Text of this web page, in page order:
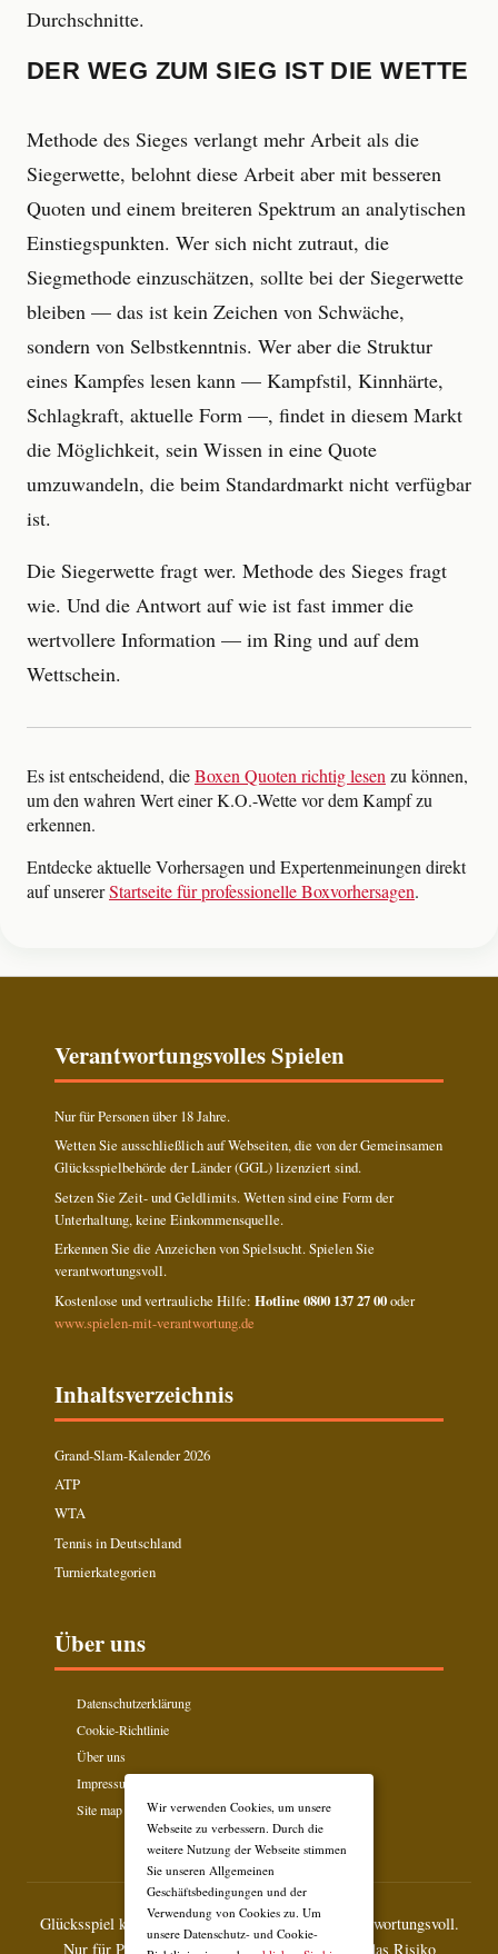
Durchschnitte.
DER WEG ZUM SIEG IST DIE WETTE
Methode des Sieges verlangt mehr Arbeit als die
Siegerwette, belohnt diese Arbeit aber mit besseren
Quoten und einem breiteren Spektrum an analytischen
Einstiegspunkten. Wer sich nicht zutraut, die
Siegmethode einzuschätzen, sollte bei der Siegerwette
bleiben — das ist kein Zeichen von Schwäche,
sondern von Selbstkenntnis. Wer aber die Struktur
eines Kampfes lesen kann — Kampfstil, Kinnhärte,
Schlagkraft, aktuelle Form —, findet in diesem Markt
die Möglichkeit, sein Wissen in eine Quote
umzuwandeln, die beim Standardmarkt nicht verfügbar
ist.
Die Siegerwette fragt wer. Methode des Sieges fragt
wie. Und die Antwort auf wie ist fast immer die
wertvollere Information — im Ring und auf dem
Wettschein.
Es ist entscheidend, dieBoxen Quoten richtig lesen zu können,
um den wahren Wert einer K.O.-Wette vor dem Kampf zu
erkennen.
Entdecke aktuelle Vorhersagen und Expertenmeinungen direkt
auf unsererStartseite für professionelle Boxvorhersagen.
Verantwortungsvolles Spielen
Nur für Personen über 18 Jahre.
Wetten Sie ausschließlich auf Webseiten, die von der Gemeinsamen
Glücksspielbehörde der Länder (GGL) lizenziert sind.
Setzen Sie Zeit- und Geldlimits. Wetten sind eine Form der
Unterhaltung, keine Einkommensquelle.
Erkennen Sie die Anzeichen von Spielsucht. Spielen Sie
verantwortungsvoll.
Kostenlose und vertrauliche Hilfe: Hotline 0800 137 27 00oder
www.spielen-mit-verantwortung.de
Inhaltsverzeichnis
Grand-Slam-Kalender 2026
ATP
WTA
Tennis in Deutschland
Turnierkategorien
Über uns
Datenschutzerklärung
Cookie-Richtlinie
Über uns
Impressum
Site map
Glücksspiel kann süchtig machen. Spielen Sie verantwortungsvoll.
Nur für Personen über 18 Jahre. Wetten bergen das Risiko
Wir verwenden Cookies, um unsere
Webseite zu verbessern. Durch die
weitere Nutzung der Webseite stimmen
Sie unseren Allgemeinen
Geschäftsbedingungen und der
Verwendung von Cookies zu. Um
unsere Datenschutz- und Cookie-